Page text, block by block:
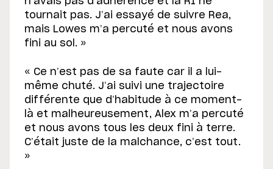
tournait pas. J’ai essayé de suivre Rea,
mais Lowes m’a percuté et nous avons
fini au sol. »
« Ce n’est pas de sa faute car il a lui-
même chuté. J’ai suivi une trajectoire
différente que d’habitude à ce moment-
là et malheureusement, Alex m’a percuté
et nous avons tous les deux fini à terre.
C’était juste de la malchance, c’est tout.
»